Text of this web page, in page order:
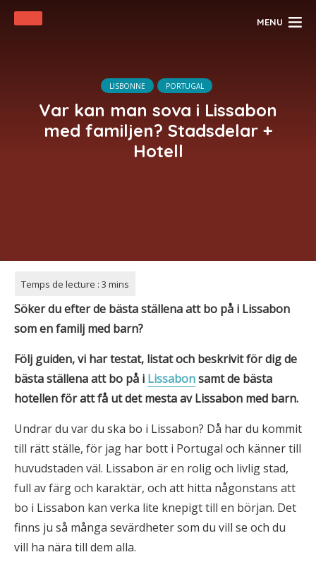
MENU
LISBONNE PORTUGAL
Var kan man sova i Lissabon
med familjen? Stadsdelar +
Hotell
Söker du efter de bästa ställena att bo på i Lissabon
som en familj med barn?
Följ guiden, vi har testat, listat och beskrivit för dig de
bästa ställena att bo på i Lissabonsamt de bästa
hotellenför att få ut det mesta av Lissabon med barn.
Undrar du var du ska bo i Lissabon? Då har du kommit
till rätt ställe, för jag har bott i Portugal och känner till
huvudstaden väl. Lissabon är en rolig och livlig stad,
full av färg och karaktär, och att hitta någonstans att
bo i Lissabon kan verka lite knepigt till en början. Det
finns ju så många sevärdheter som du vill se och du
vill ha nära till dem alla.